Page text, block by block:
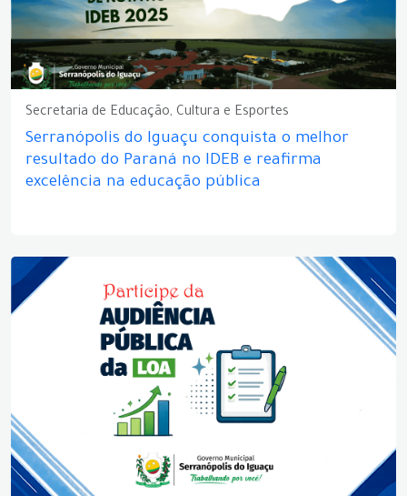
Secretaria de Educação, Cultura e Esportes
Serranópolis do Iguaçu conquista o melhor
resultado do Paraná no IDEB e reafirma
excelência na educação pública